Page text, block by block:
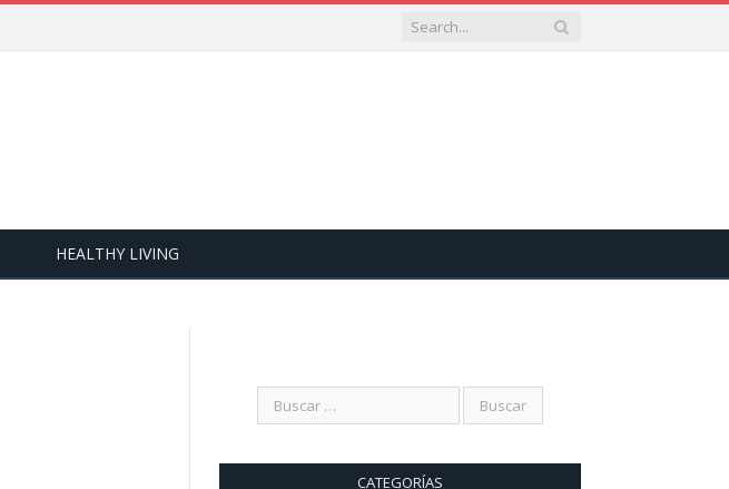
HEALTHY LIVING
CATEGORÍAS